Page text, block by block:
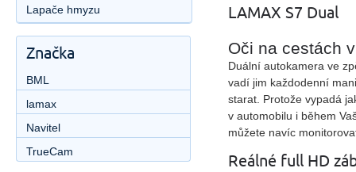
LAMAX S7 Dual
Oči na cestách
Duální autokamera ve
vadí jim každodenní
starat. Protože vypadá
v automobilu i během
můžete navíc
Reálné full HD
Lapače hmyzu
Značka
BML
lamax
Navitel
TrueCam